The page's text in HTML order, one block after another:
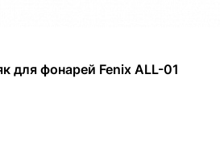
для фонарей Fenix ALL-01